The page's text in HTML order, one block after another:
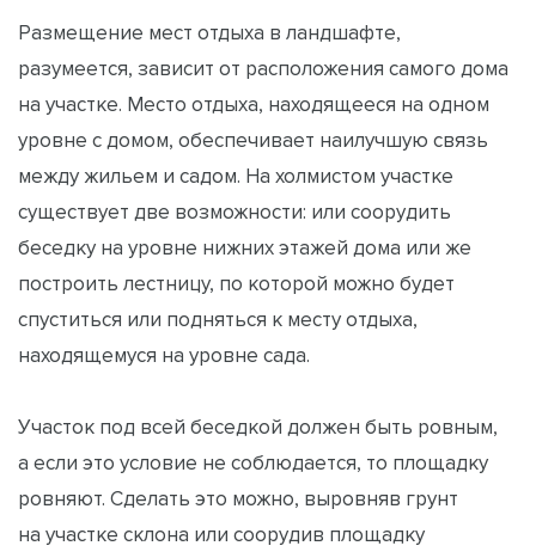
Размещение мест отдыха в ландшафте,
разумеется, зависит от расположения самого дома
на участке. Место отдыха, находящееся на одном
уровне с домом, обеспечивает наилучшую связь
между жильем и садом. На холмистом участке
существует две возможности: или соорудить
беседку на уровне нижних этажей дома или же
построить лестницу, по которой можно будет
спуститься или подняться к месту отдыха,
находящемуся на уровне сада.
Участок под всей беседкой должен быть ровным,
а если это условие не соблюдается, то площадку
ровняют. Сделать это можно, выровняв грунт
на участке склона или соорудив площадку